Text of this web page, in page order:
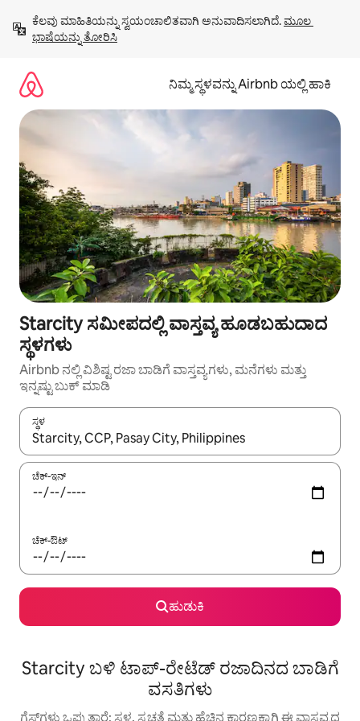
ಹೋಗಿ
ಕೆಲವು ಮಾಹಿತಿಯನ್ನು ಸ್ವಯಂಚಾಲಿತವಾಗಿ ಅನುವಾದಿಸಲಾಗಿದೆ. ಮೂಲ
ಭಾಷೆಯನ್ನು ತೋರಿಸಿ
ನಿಮ್ಮ ಸ್ಥಳವನ್ನು Airbnb ಯಲ್ಲಿ ಹಾಕಿ
Starcity ಸಮೀಪದಲ್ಲಿ ವಾಸ್ತವ್ಯ ಹೂಡಬಹುದಾದ
ಸ್ಥಳಗಳು
Airbnb ನಲ್ಲಿ ವಿಶಿಷ್ಟ ರಜಾ ಬಾಡಿಗೆ ವಾಸ್ತವ್ಯಗಳು, ಮನೆಗಳು ಮತ್ತು
ಇನ್ನಷ್ಟು ಬುಕ್ ಮಾಡಿ
ಸ್ಥಳ
ಫಲಿತಾಂಶಗಳು ಲಭ್ಯವಿರುವಾಗ, ಅಪ್ ಮತ್ತು ಡೌನ್ ಬಾಣದ ಕೀಲಿಗಳೊಂದಿಗೆ
ಚೆಕ್-ಇನ್
ಚೆಕ್-ಔಟ್
ಹುಡುಕಿ
Starcity ಬಳಿ ಟಾಪ್-ರೇಟೆಡ್ ರಜಾದಿನದ ಬಾಡಿಗೆ
ವಸತಿಗಳು
ಗೆಸ್ಟ್‌ಗಳು ಒಪ್ಪುತ್ತಾರೆ: ಸ್ಥಳ, ಸ್ವಚ್ಛತೆ ಮತ್ತು ಹೆಚ್ಚಿನ ಕಾರಣಕ್ಕಾಗಿ ಈ ವಾಸ್ತವ್ಯದ